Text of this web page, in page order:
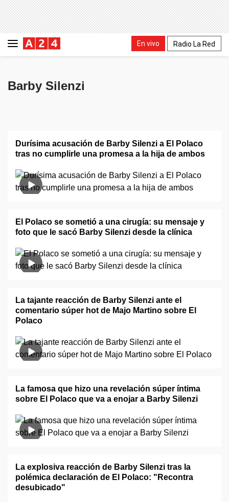
En vivo Radio La Red
Barby Silenzi
Durísima acusación de Barby Silenzi a El Polaco
tras no cumplirle una promesa a la hija de ambos
El Polaco se sometió a una cirugía: su mensaje y
foto que le sacó Barby Silenzi desde la clínica
La tajante reacción de Barby Silenzi ante el
comentario súper hot de Majo Martino sobre El
Polaco
La famosa que hizo una revelación súper íntima
sobre El Polaco que va a enojar a Barby Silenzi
La explosiva reacción de Barby Silenzi tras la
polémica declaración de El Polaco: "Recontra
desubicado"